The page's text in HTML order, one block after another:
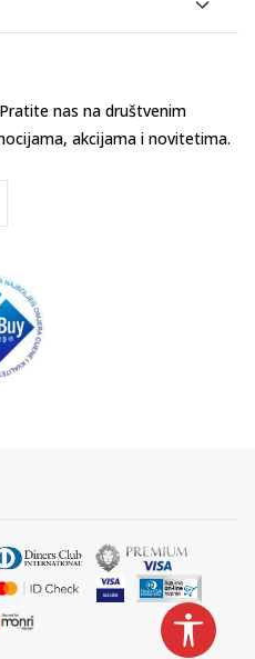
nas na društvenim
akcijama i novitetima.